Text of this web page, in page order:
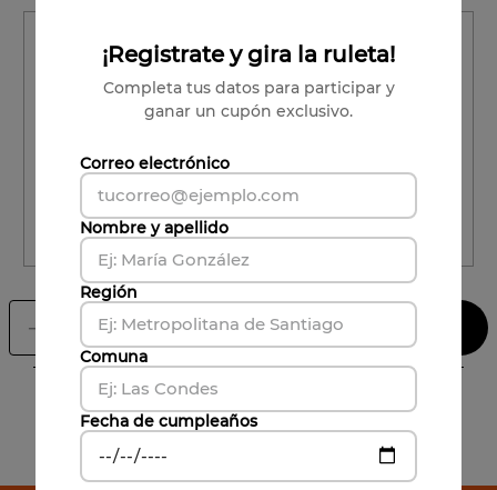
Región
Comuna
CALCULAR ENVÍO
＋
－ Agregar al carrito
Características
Formato
¡Registrate y gira la ruleta!
Completa tus datos para participar y
ganar un cupón exclusivo.
Correo electrónico
Nombre y apellido
Región
Comuna
Fecha de cumpleaños